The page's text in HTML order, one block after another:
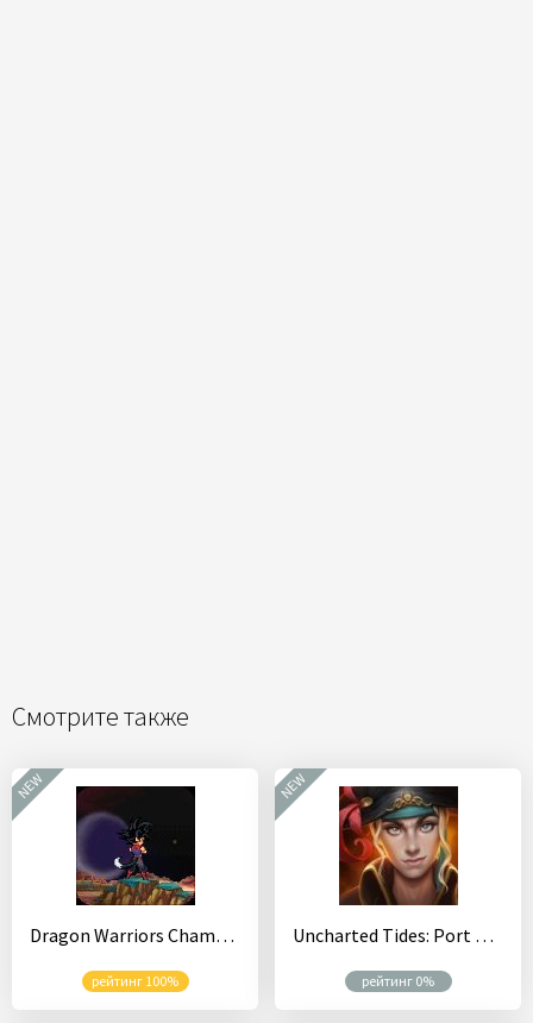
Смотрите также
Dragon Warriors Champions
рейтинг 100%
NEW
Uncharted Tides: Port Royal
рейтинг 0%
NEW